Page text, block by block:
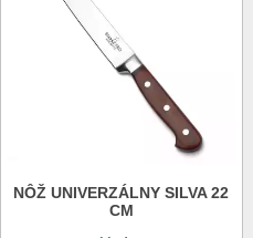
NÔŽ UNIVERZÁLNY SILVA 22
CM